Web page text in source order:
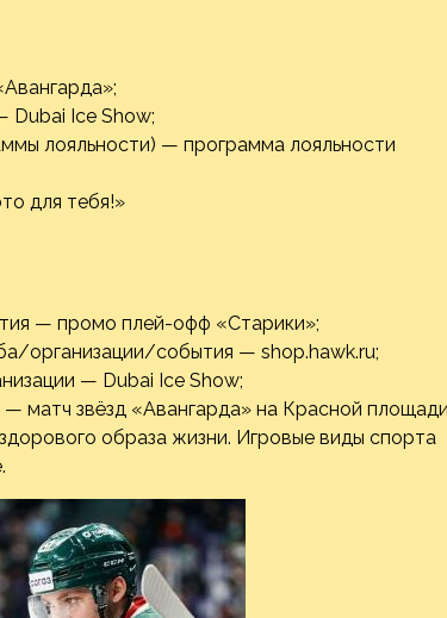
Dubai Ice Show;
лояльности) — программа лояльности
для тебя!»
— промо плей-офф «Старики»;
организации/события — shop.hawk.ru;
— Dubai Ice Show;
матч звёзд «Авангарда» на Красной
образа жизни. Игровые виды спорта